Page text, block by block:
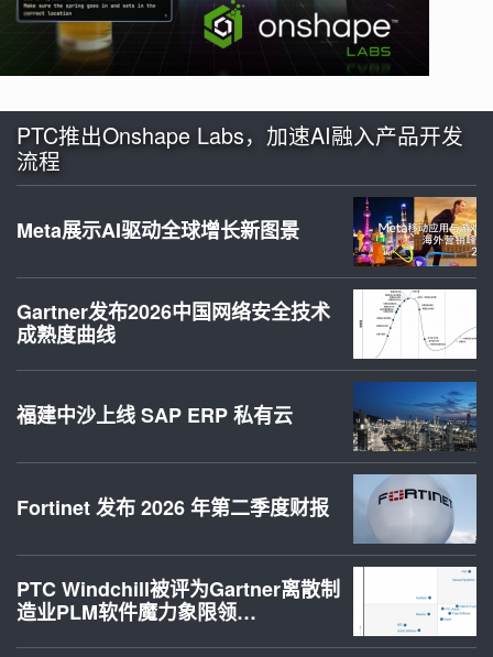
PTC推出Onshape Labs，加速AI融入产品开发
流程
Meta展示AI驱动全球增长新图景
Gartner发布2026中国网络安全技术
成熟度曲线
福建中沙上线 SAP ERP 私有云
Fortinet 发布 2026 年第二季度财报
PTC Windchill被评为Gartner离散制
造业PLM软件魔力象限领…